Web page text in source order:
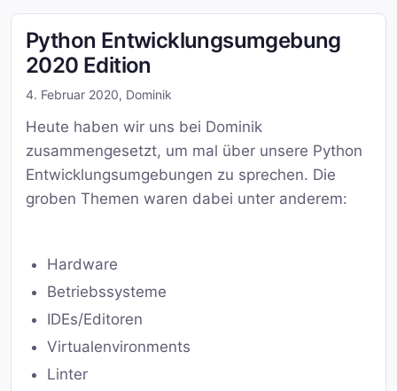
Python Entwicklungsumgebung
2020 Edition
4. Februar 2020, Dominik
Heute haben wir uns bei Dominik
zusammengesetzt, um mal über unsere Python
Entwicklungsumgebungen zu sprechen. Die
groben Themen waren dabei unter anderem:
Hardware
Betriebssysteme
IDEs/Editoren
Virtualenvironments
Linter